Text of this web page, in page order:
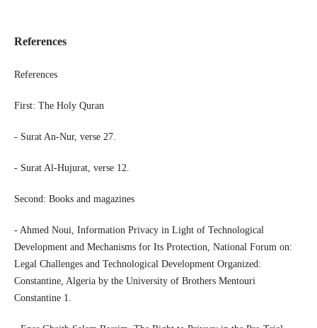
References
References
First: The Holy Quran
- Surat An-Nur, verse 27.
- Surat Al-Hujurat, verse 12.
Second: Books and magazines
- Ahmed Noui, Information Privacy in Light of Technological
Development and Mechanisms for Its Protection, National Forum on:
Legal Challenges and Technological Development Organized:
Constantine, Algeria by the University of Brothers Mentouri
Constantine 1.